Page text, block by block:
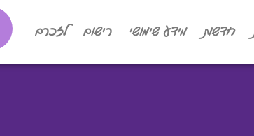
חדשות מידע שימושי רישום לזכרם